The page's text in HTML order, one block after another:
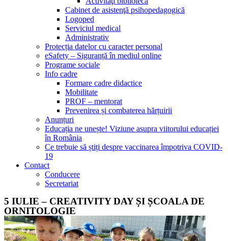
Cabinet de asistenţă psihopedagogică
Logoped
Serviciul medical
Administrativ
Protecția datelor cu caracter personal
eSafety – Siguranță în mediul online
Programe sociale
Info cadre
Formare cadre didactice
Mobilitate
PROF – mentorat
Prevenirea și combaterea hărțuirii
Anunțuri
Educația ne unește! Viziune asupra viitorului educației
în România
Ce trebuie să știți despre vaccinarea împotriva COVID-
19
Contact
Conducere
Secretariat
5 IULIE – CREATIVITY DAY ȘI ȘCOALA DE
ORNITOLOGIE